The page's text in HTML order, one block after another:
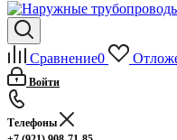
Сравнение0
Войти
Телефоны